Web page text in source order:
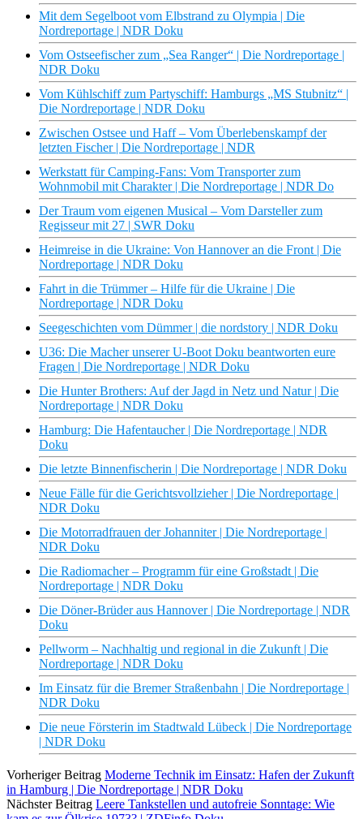
Mit dem Segelboot vom Elbstrand zu Olympia | Die
Nordreportage | NDR Doku
Vom Ostseefischer zum „Sea Ranger“ | Die Nordreportage |
NDR Doku
Vom Kühlschiff zum Partyschiff: Hamburgs „MS Stubnitz“ |
Die Nordreportage | NDR Doku
Zwischen Ostsee und Haff – Vom Überlebenskampf der
letzten Fischer | Die Nordreportage | NDR
Werkstatt für Camping-Fans: Vom Transporter zum
Wohnmobil mit Charakter | Die Nordreportage | NDR Do
Der Traum vom eigenen Musical – Vom Darsteller zum
Regisseur mit 27 | SWR Doku
Heimreise in die Ukraine: Von Hannover an die Front | Die
Nordreportage | NDR Doku
Fahrt in die Trümmer – Hilfe für die Ukraine | Die
Nordreportage | NDR Doku
Seegeschichten vom Dümmer | die nordstory | NDR Doku
U36: Die Macher unserer U-Boot Doku beantworten eure
Fragen | Die Nordreportage | NDR Doku
Die Hunter Brothers: Auf der Jagd in Netz und Natur | Die
Nordreportage | NDR Doku
Hamburg: Die Hafentaucher | Die Nordreportage | NDR
Doku
Die letzte Binnenfischerin | Die Nordreportage | NDR Doku
Neue Fälle für die Gerichtsvollzieher | Die Nordreportage |
NDR Doku
Die Motorradfrauen der Johanniter | Die Nordreportage |
NDR Doku
Die Radiomacher – Programm für eine Großstadt | Die
Nordreportage | NDR Doku
Die Döner-Brüder aus Hannover | Die Nordreportage | NDR
Doku
Pellworm – Nachhaltig und regional in die Zukunft | Die
Nordreportage | NDR Doku
Im Einsatz für die Bremer Straßenbahn | Die Nordreportage |
NDR Doku
Die neue Försterin im Stadtwald Lübeck | Die Nordreportage
| NDR Doku
Vorheriger Beitrag Moderne Technik im Einsatz: Hafen der Zukunft
in Hamburg | Die Nordreportage | NDR Doku
Nächster Beitrag Leere Tankstellen und autofreie Sonntage: Wie